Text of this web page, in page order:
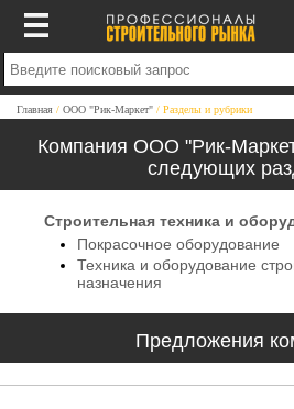
Главная ООО "Рик-Маркет" Разделы и рубрики
Компания ООО "Рик-
следующих
Строительная техника и
Покрасочное оборудование
Техника и оборудование
назначения
Предложения